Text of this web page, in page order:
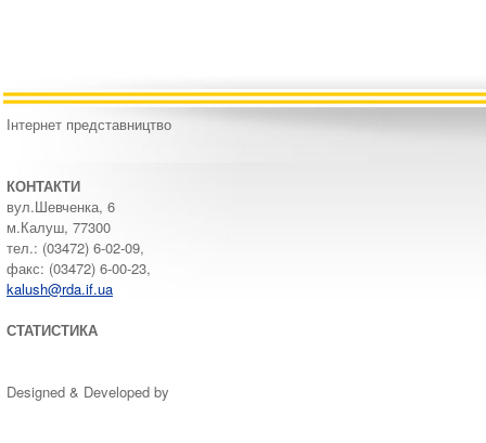
Інтернет представництво
КОНТАКТИ
вул.Шевченка, 6
м.Калуш, 77300
тел.: (03472) 6-02-09,
факс: (03472) 6-00-23,
kalush@rda.if.ua
СТАТИСТИКА
Designed & Developed by